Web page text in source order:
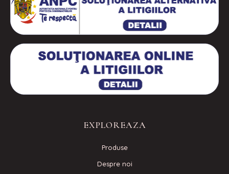
EXPLOREAZA
Produse
Despre noi